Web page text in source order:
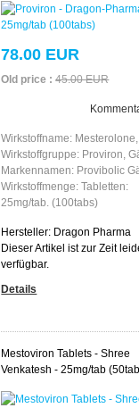
78.00 EUR
Old price : 45.00 EUR
Wirkstoffname: Mesterolone,
Wirkstoffgruppe: Proviron,
Markennamen: Provibolic
Wirkstoffmenge: Tabletten:
25mg/tab. (100tabs)
Hersteller: Dragon Pharma
Dieser Artikel ist zur Zeit
verfügbar.
Details
Mestoviron Tablets - Shree
Venkatesh - 25mg/tab